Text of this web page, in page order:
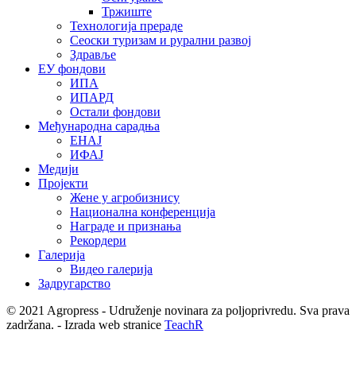
Тржиште
Технологија прераде
Сеоски туризам и рурални развој
Здравље
ЕУ фондови
ИПА
ИПАРД
Остали фондови
Међународна сарадња
ЕНАЈ
ИФАЈ
Медији
Пројекти
Жене у агробизнису
Национална конференција
Награде и признања
Рекордери
Галерија
Видео галерија
Задругарство
© 2021 Agropress - Udruženje novinara za poljoprivredu. Sva prava
zadržana. - Izrada web stranice TeachR